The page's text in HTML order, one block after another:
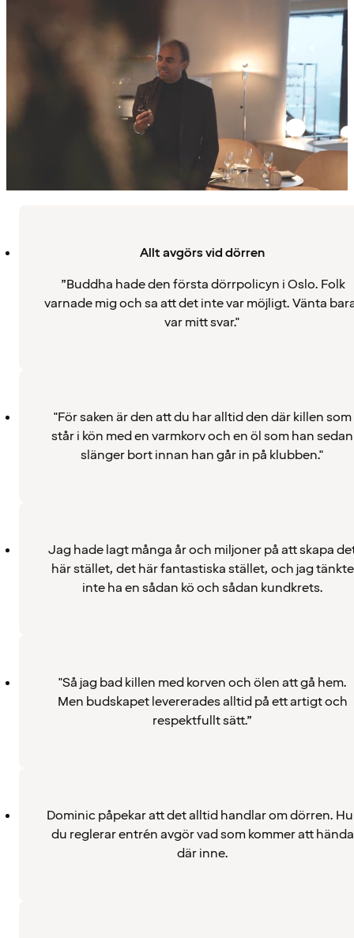
Allt avgörs vid dörren
”Buddha hade den första dörrpolicyn i Oslo. Folk
varnade mig och sa att det inte var möjligt. Vänta
var mitt svar."
"För saken är den att du har alltid den där killen som
står i kön med en varmkorv och en öl som han sedan
slänger bort innan han går in på klubben."
Jag hade lagt många år och miljoner på att skapa
här stället, det här fantastiska stället, och jag tänkte
inte ha en sådan kö och sådan kundkrets.
"Så jag bad killen med korven och ölen att gå hem.
Men budskapet levererades alltid på ett artigt och
respektfullt sätt.”
Dominic påpekar att det alltid handlar om dörren.
du reglerar entrén avgör vad som kommer att hända
där inne.